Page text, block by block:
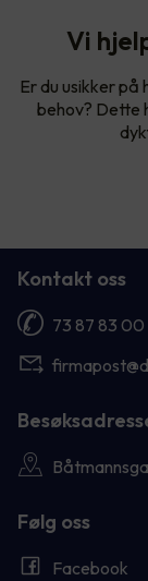
Vi
Er du usikker på
behov? Dette
Kontakt oss
73 87 83 00
Følg oss
Facebook